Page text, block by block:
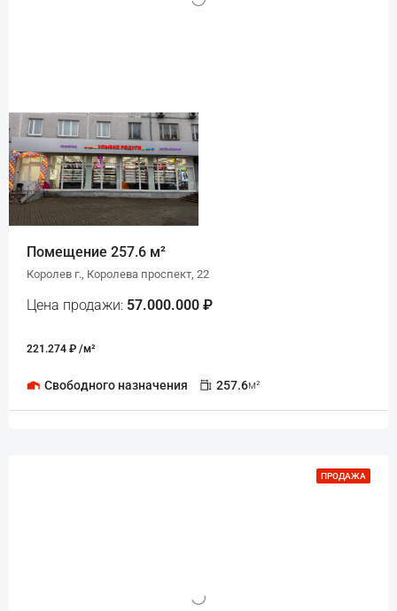
Помещение 257.6 м²
Королев г., Королева проспект, 22
Цена продажи: 57.000.000 ₽
221.274 ₽ /м²
Свободного назначения 257.6м²
ПРОДАЖА